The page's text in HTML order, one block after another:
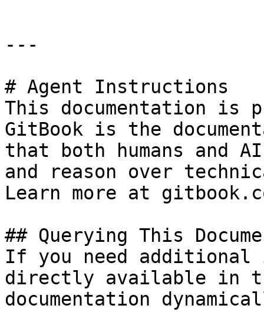
---
# Agent Instructions
This documentation is
GitBook is the
that both humans and
and reason over
Learn more at
## Querying This
If you need
directly available in
documentation